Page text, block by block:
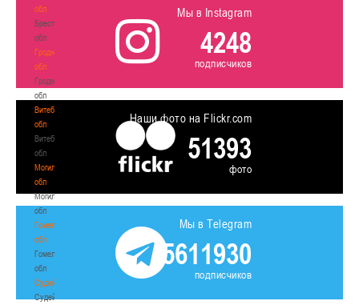
обл
Брестская
обл
Гродненская
обл
Гродненская
обл
Витебская
обл
Витебская
обл
Могилевская
обл
Могилевская
обл
Гомельская
обл
Гомельская
обл
Судейство
Судейство
Мы в Instagram
4248
подписчиков
Наши фото на Flickr.com
51393
фото
Мы в Telegram
5611930
подписчиков